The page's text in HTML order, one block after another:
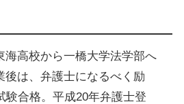
海高校から一橋大学法学部へ
後は、弁護士になるべく励
験合格。平成20年弁護士登